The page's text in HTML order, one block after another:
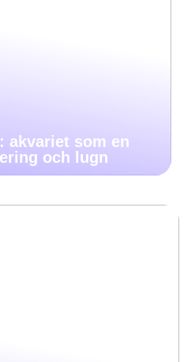
akvariet som en
och lugn